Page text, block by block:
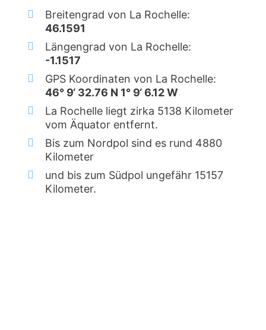
Breitengrad von La Rochelle:
46.1591
Längengrad von La Rochelle:
-1.1517
GPS Koordinaten von La Rochelle:
46° 9‘ 32.76 N 1° 9‘ 6.12 W
La Rochelle liegt zirka 5138 Kilometer
vom Äquator entfernt.
Bis zum Nordpol sind es rund 4880
Kilometer
und bis zum Südpol ungefähr 15157
Kilometer.